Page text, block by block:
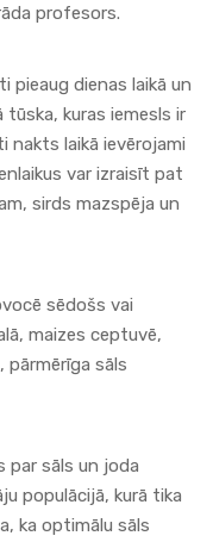
profesors.
pieaug dienas laikā un
tūska, kuras iemesls ir
nakts laikā ievērojami
var izraisīt pat
sirds mazspēja un
sēdošs vai
maizes ceptuvē,
sāls
par sāls un joda
populācijā, kurā tika
ka optimālu sāls